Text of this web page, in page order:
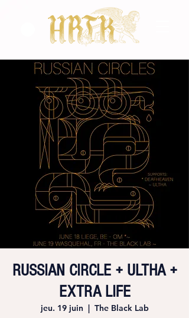
RUSSIAN CIRCLE + ULTHA +
EXTRA LIFE
jeu. 19 juin
  |
The Black Lab